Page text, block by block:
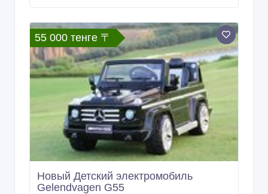
55 000 тенге 〒
Новый Детский электромобиль
Gelendvagen G55